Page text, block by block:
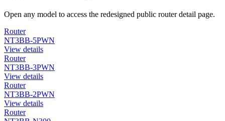
Open any model to access the redesigned public router detail page.
Router
NT3BB-5PWN
View details
Router
NT3BB-3PWN
View details
Router
NT3BB-2PWN
View details
Router